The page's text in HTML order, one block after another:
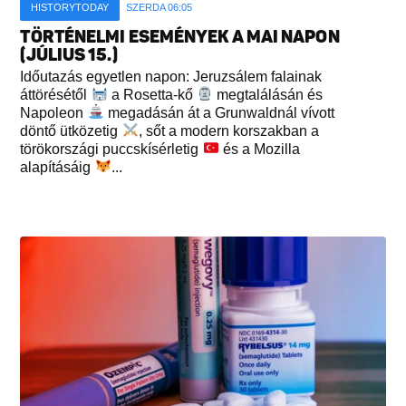
HISTORYTODAY SZERDA 06:05
TÖRTÉNELMI ESEMÉNYEK A MAI NAPON
(JÚLIUS 15.)
Időutazás egyetlen napon: Jeruzsálem falainak
áttörésétől
a Rosetta-kő
megtalálásán és
Napoleon
megadásán át a Grunwaldnál vívott
döntő ütközetig
, sőt a modern korszakban a
törökországi puccskísérletig
és a Mozilla
alapításáig
...